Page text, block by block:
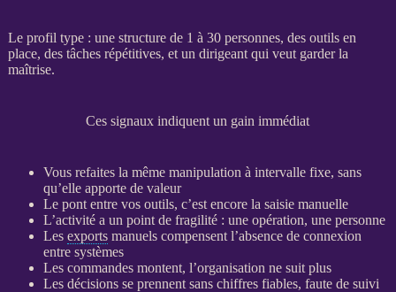
Le profil type : une structure de 1 à 30 personnes, des outils en
place, des tâches répétitives, et un dirigeant qui veut garder la
maîtrise.
Ces signaux indiquent un gain immédiat
Vous refaites la même manipulation à intervalle fixe, sans
qu’elle apporte de valeur
Le pont entre vos outils, c’est encore la saisie manuelle
L’activité a un point de fragilité : une opération, une personne
Les exportsmanuels compensent l’absence de connexion
entre systèmes
Les commandes montent, l’organisation ne suit plus
Les décisions se prennent sans chiffres fiables, faute de suivi